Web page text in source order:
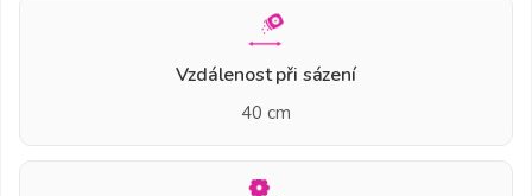
Vzdálenost při sázení
40 cm